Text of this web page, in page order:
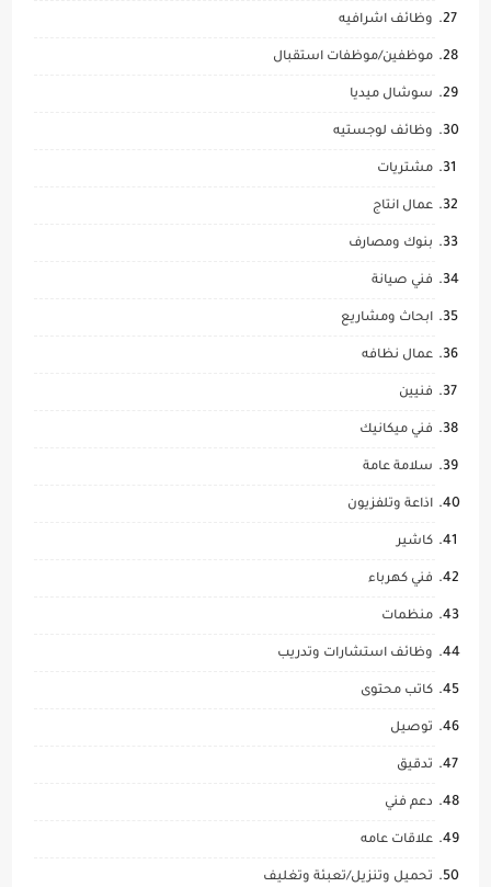
وظائف اشرافيه
موظفين/موظفات استقبال
سوشال ميديا
وظائف لوجستيه
مشتريات
عمال انتاج
بنوك ومصارف
فني صيانة
ابحاث ومشاريع
عمال نظافه
فنيين
فني ميكانيك
سلامة عامة
اذاعة وتلفزيون
كاشير
فني كهرباء
منظمات
وظائف استشارات وتدريب
كاتب محتوى
توصيل
تدقيق
دعم فني
علاقات عامه
تحميل وتنزيل/تعبئة وتغليف